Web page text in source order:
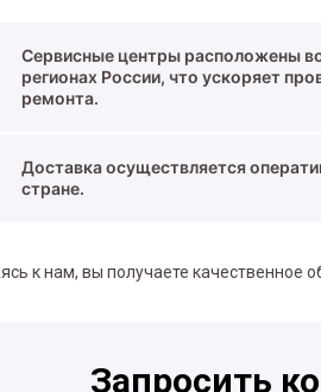
Сервисные центры расположены
регионах России, что ускоряет
ремонта.
Доставка осуществляется
стране.
к нам, вы получаете качественное
Запросить